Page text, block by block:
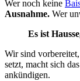
Wer noch keine
Ausnahme. Wer
Es ist
Wir sind vorbereitet,
setzt, macht sich
ankündigen.